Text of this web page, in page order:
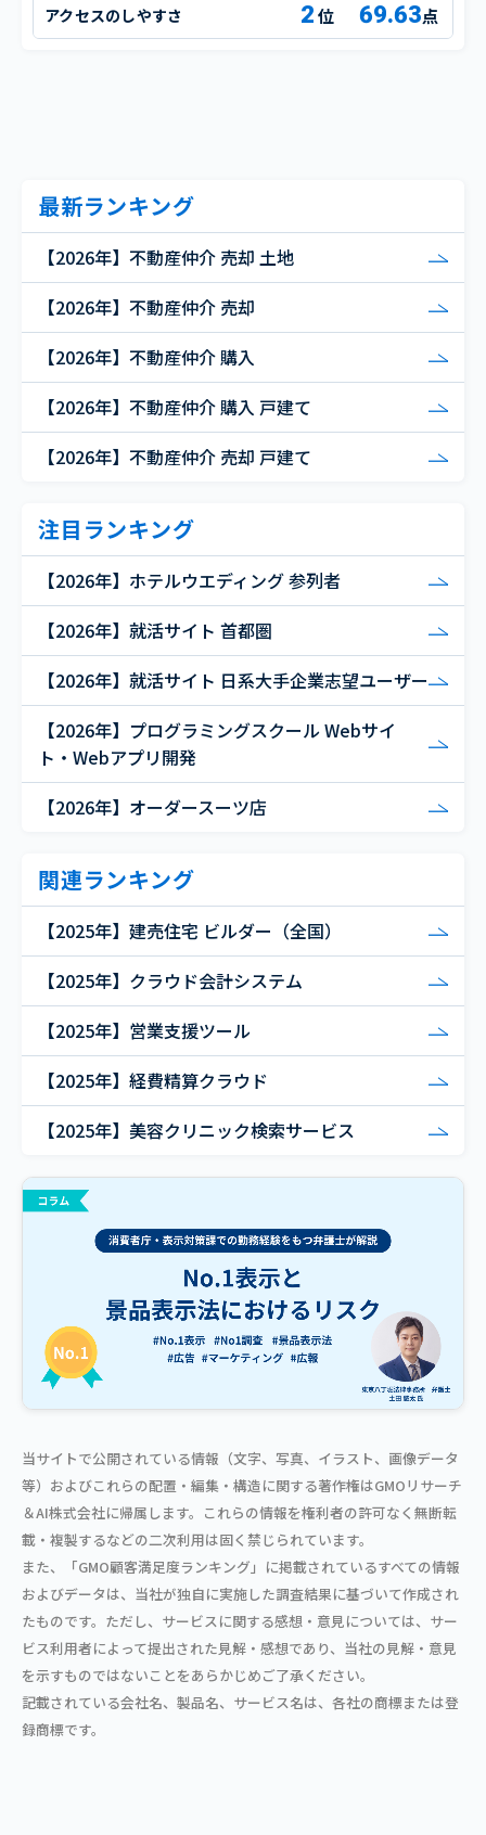
アクセスのしやすさ 2 69.63点
最新ランキング
【2026年】不動産仲介 売却 土地
【2026年】不動産仲介 売却
【2026年】不動産仲介 購入
【2026年】不動産仲介 購入 戸建て
【2026年】不動産仲介 売却 戸建て
注目ランキング
【2026年】ホテルウエディング 参列者
【2026年】就活サイト 首都圏
【2026年】就活サイト 日系大手企業志望ユーザー
【2026年】プログラミングスクール Webサイ
ト・Webアプリ開発
【2026年】オーダースーツ店
関連ランキング
【2025年】建売住宅 ビルダー（全国）
【2025年】クラウド会計システム
【2025年】営業支援ツール
【2025年】経費精算クラウド
【2025年】美容クリニック検索サービス
当サイトで公開されている情報（文字、写真、イラスト、画像データ
等）およびこれらの配置・編集・構造に関する著作権はGMOリサーチ
＆AI株式会社に帰属します。これらの情報を権利者の許可なく無断転
載・複製するなどの二次利用は固く禁じられています。
また、「GMO顧客満足度ランキング」に掲載されているすべての情報
およびデータは、当社が独自に実施した調査結果に基づいて作成され
たものです。ただし、サービスに関する感想・意見については、サー
ビス利用者によって提出された見解・感想であり、当社の見解・意見
を示すものではないことをあらかじめご了承ください。
記載されている会社名、製品名、サービス名は、各社の商標または登
録商標です。